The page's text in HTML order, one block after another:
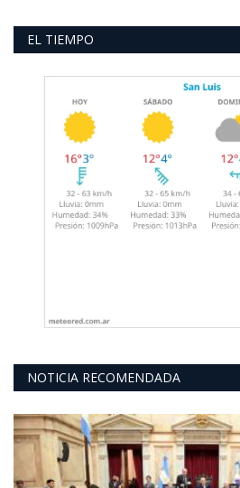
EL TIEMPO
NOTICIA RECOMENDADA